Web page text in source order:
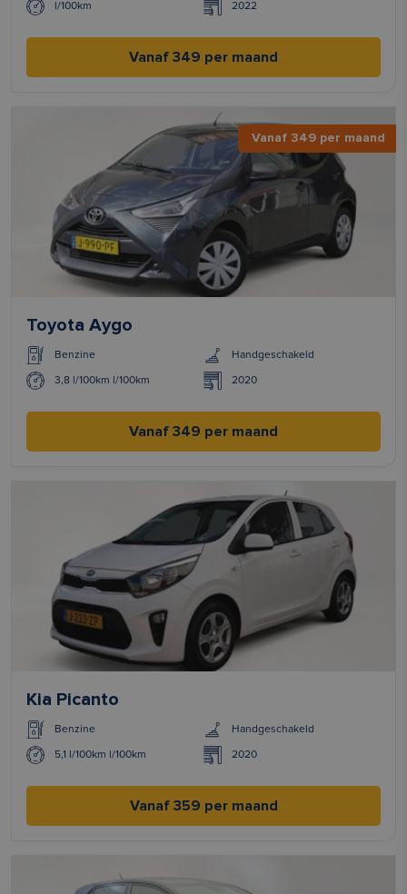
l/100km 2022
Vanaf 349 per maand
Vanaf 349 per maand
Toyota Aygo
Benzine Handgeschakeld
3,8 l/100km l/100km 2020
Vanaf 349 per maand
Kia Picanto
Benzine Handgeschakeld
5,1 l/100km l/100km 2020
Vanaf 359 per maand